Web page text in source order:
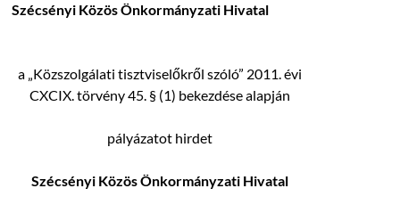
Szécsényi Közös Önkormányzati Hivatal
a „Közszolgálati tisztviselőkről szóló” 2011. évi
CXCIX. törvény 45. § (1) bekezdése alapján
pályázatot hirdet
Szécsényi Közös Önkormányzati Hivatal